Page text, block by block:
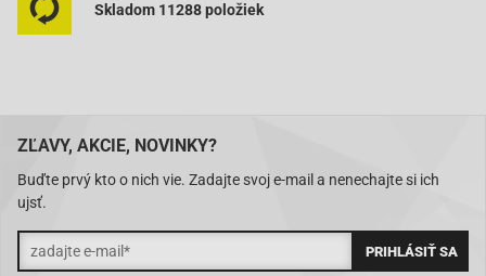
Skladom 11288 položiek
ZĽAVY, AKCIE, NOVINKY?
Buďte prvý kto o nich vie. Zadajte svoj e-mail a nenechajte si ich
ujsť.